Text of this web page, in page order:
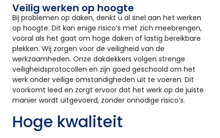
Veilig werken op hoogte
Bij problemen op daken, denkt u al snel aan het werken
op hoogte. Dit kan enige risico’s met zich meebrengen,
vooral als het gaat om hoge daken of lastig bereikbare
plekken. Wij zorgen voor de veiligheid van de
werkzaamheden. Onze dakdekkers volgen strenge
veiligheidsprotocollen en zijn goed geschoold om het
werk onder veilige omstandigheden uit te voeren. Dit
voorkomt leed en zorgt ervoor dat het werk op de juiste
manier wordt uitgevoerd, zonder onnodige risico’s.
Hoge kwaliteit